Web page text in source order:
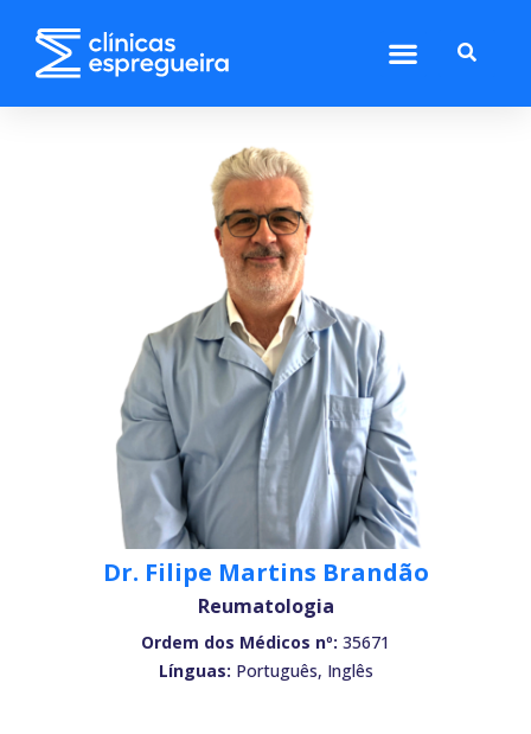
Dr. Filipe Martins Brandão
Reumatologia
Ordem dos Médicos nº: 35671
Línguas: Português, Inglês